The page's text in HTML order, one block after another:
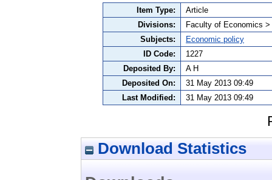
Item Type:
Article
Divisions:
Faculty of Economics
Subjects:
Economic policy
ID Code:
1227
Deposited By:
A H
Deposited On:
31 May 2013 09:49
Last Modified:
31 May 2013 09:49
Download Statistics